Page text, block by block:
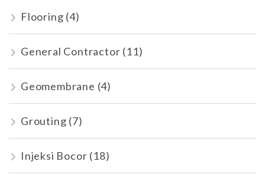
Flooring (4)
General Contractor (11)
Geomembrane (4)
Grouting (7)
Injeksi Bocor (18)